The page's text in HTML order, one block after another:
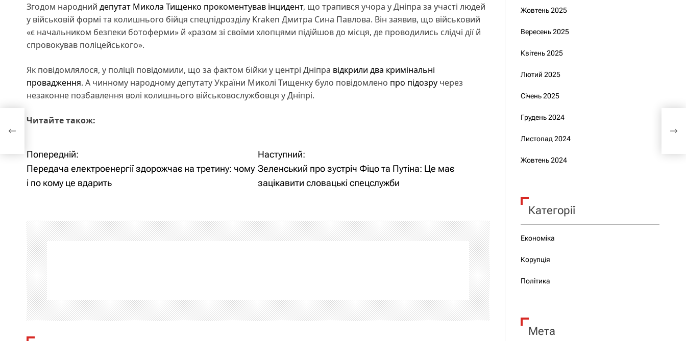
Згодом народний депутат Микола Тищенко прокоментував інцидент, що трапився учора у Дніпра за участі людей
у військовій формі та колишнього бійця спецпідрозділу Kraken Дмитра Сина Павлова. Він заявив, що військовий
«є начальником безпеки ботоферми» й «разом зі своїми хлопцями підійшов до місця, де проводились слідчі дії й
спровокував поліцейського».
Як повідомлялося, у поліції повідомили, що за фактом бійки у центрі Дніпра відкрили два кримінальні
провадження. А чинному народному депутату України Миколі Тищенку було повідомлено про підозру через
незаконне позбавлення волі колишнього військовослужбовця у Дніпрі.
Читайте також:
Н
а
і
г
а
ц
і
я
Попередній:
Передача електроенергії здорожчає на третину: чому
і по кому це вдарить
Наступний:
Зеленський про зустріч Фіцо та Путіна: Це має
зацікавити словацькі спецслужби
Жовтень 2025
Вересень 2025
Квітень 2025
Лютий 2025
Січень 2025
Грудень 2024
Листопад 2024
Жовтень 2024
Категорії
Економіка
Корупція
Політика
Мета